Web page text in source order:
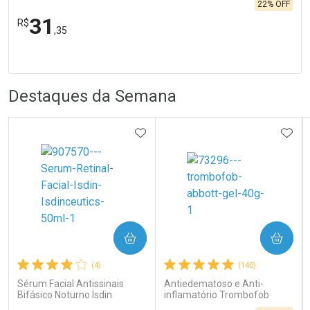
R$31 ,35
22% OFF
Laboratório
Ativar Desconto
Comprar sem Desconto
Comprar sem Desconto
Destaques da Semana
(4)
Sérum Facial Antissinais
Bifásico Noturno Isdin
ADICIONAR AOS FAVORITOS
COMPRAR
(140)
Antiedematoso e Anti-
inflamatório Trombofob
COMPRAR